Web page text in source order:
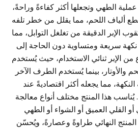
الطهي وتجعلها أكثر كفاءةً وراحةً،
ألياف اللحم، مما يقلل من خطر تلفه
الإبر الدقيقة من تغلغل التوابل، مما
سريعة ومتساوية دون الحاجة إلى
من الإبر ثنائي الاستخدام، حيث يُستخدم
والأوتار، بينما يُستخدم الطرف الآخر
مما يجعله أكثر اقتصاديةً عند
يُناسب هذا المنتج مختلف أنواع معالجة
أو القلي العميق أو الشواء أو الطهي
النهائي طراوةً وعصارةً، ويُحسّن